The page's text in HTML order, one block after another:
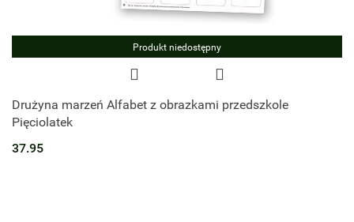
Produkt niedostępny
Drużyna marzeń Alfabet z obrazkami przedszkole
Pięciolatek
37.95